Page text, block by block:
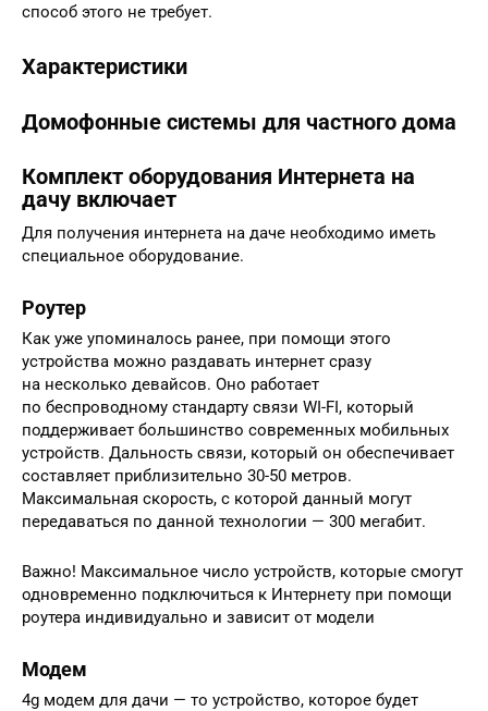
способ этого не требует.
Характеристики
Домофонные системы для частного дома
Комплект оборудования Интернета на
дачу включает
Для получения интернета на даче необходимо иметь
специальное оборудование.
Роутер
Как уже упоминалось ранее, при помощи этого
устройства можно раздавать интернет сразу
на несколько девайсов. Оно работает
по беспроводному стандарту связи WI-FI, который
поддерживает большинство современных мобильных
устройств. Дальность связи, который он обеспечивает
составляет приблизительно 30-50 метров.
Максимальная скорость, с которой данный могут
передаваться по данной технологии — 300 мегабит.
Важно! Максимальное число устройств, которые смогут
одновременно подключиться к Интернету при помощи
роутера индивидуально и зависит от модели
Модем
4g модем для дачи — то устройство, которое будет